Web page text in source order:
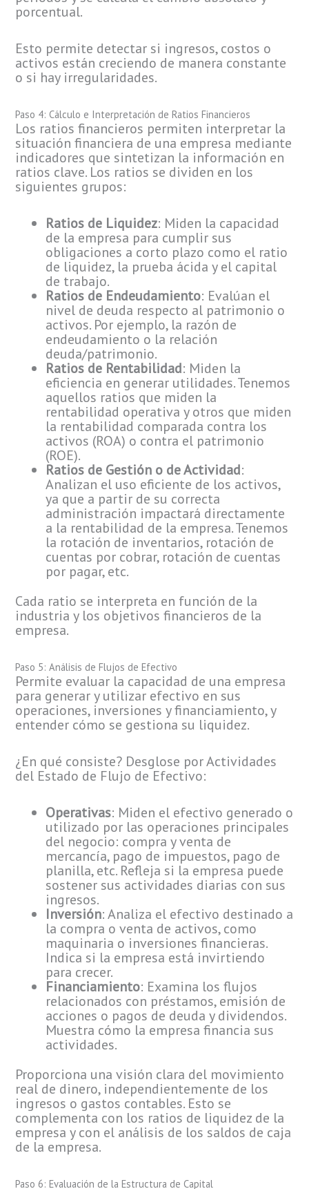
porcentual.
Esto permite detectar si ingresos, costos o
activos están creciendo de manera constante
o si hay irregularidades.
Paso 4: Cálculo e Interpretación de Ratios Financieros
Los ratios financieros permiten interpretar la
situación financiera de una empresa mediante
indicadores que sintetizan la información en
ratios clave. Los ratios se dividen en los
siguientes grupos:
Ratios de Liquidez: Miden la capacidad
de la empresa para cumplir sus
obligaciones a corto plazo como el ratio
de liquidez, la prueba ácida y el capital
de trabajo.
Ratios de Endeudamiento: Evalúan el
nivel de deuda respecto al patrimonio o
activos. Por ejemplo, la razón de
endeudamiento o la relación
deuda/patrimonio.
Ratios de Rentabilidad: Miden la
eficiencia en generar utilidades. Tenemos
aquellos ratios que miden la
rentabilidad operativa y otros que miden
la rentabilidad comparada contra los
activos (ROA) o contra el patrimonio
(ROE).
Ratios de Gestión o de Actividad:
Analizan el uso eficiente de los activos,
ya que a partir de su correcta
administración impactará directamente
a la rentabilidad de la empresa. Tenemos
la rotación de inventarios, rotación de
cuentas por cobrar, rotación de cuentas
por pagar, etc.
Cada ratio se interpreta en función de la
industria y los objetivos financieros de la
empresa.
Paso 5: Análisis de Flujos de Efectivo
Permite evaluar la capacidad de una empresa
para generar y utilizar efectivo en sus
operaciones, inversiones y financiamiento, y
entender cómo se gestiona su liquidez.
¿En qué consiste? Desglose por Actividades
del Estado de Flujo de Efectivo:
Operativas: Miden el efectivo generado o
utilizado por las operaciones principales
del negocio: compra y venta de
mercancía, pago de impuestos, pago de
planilla, etc. Refleja si la empresa puede
sostener sus actividades diarias con sus
ingresos.
Inversión: Analiza el efectivo destinado a
la compra o venta de activos, como
maquinaria o inversiones financieras.
Indica si la empresa está invirtiendo
para crecer.
Financiamiento: Examina los flujos
relacionados con préstamos, emisión de
acciones o pagos de deuda y dividendos.
Muestra cómo la empresa financia sus
actividades.
Proporciona una visión clara del movimiento
real de dinero, independientemente de los
ingresos o gastos contables. Esto se
complementa con los ratios de liquidez de la
empresa y con el análisis de los saldos de caja
de la empresa.
Paso 6: Evaluación de la Estructura de Capital